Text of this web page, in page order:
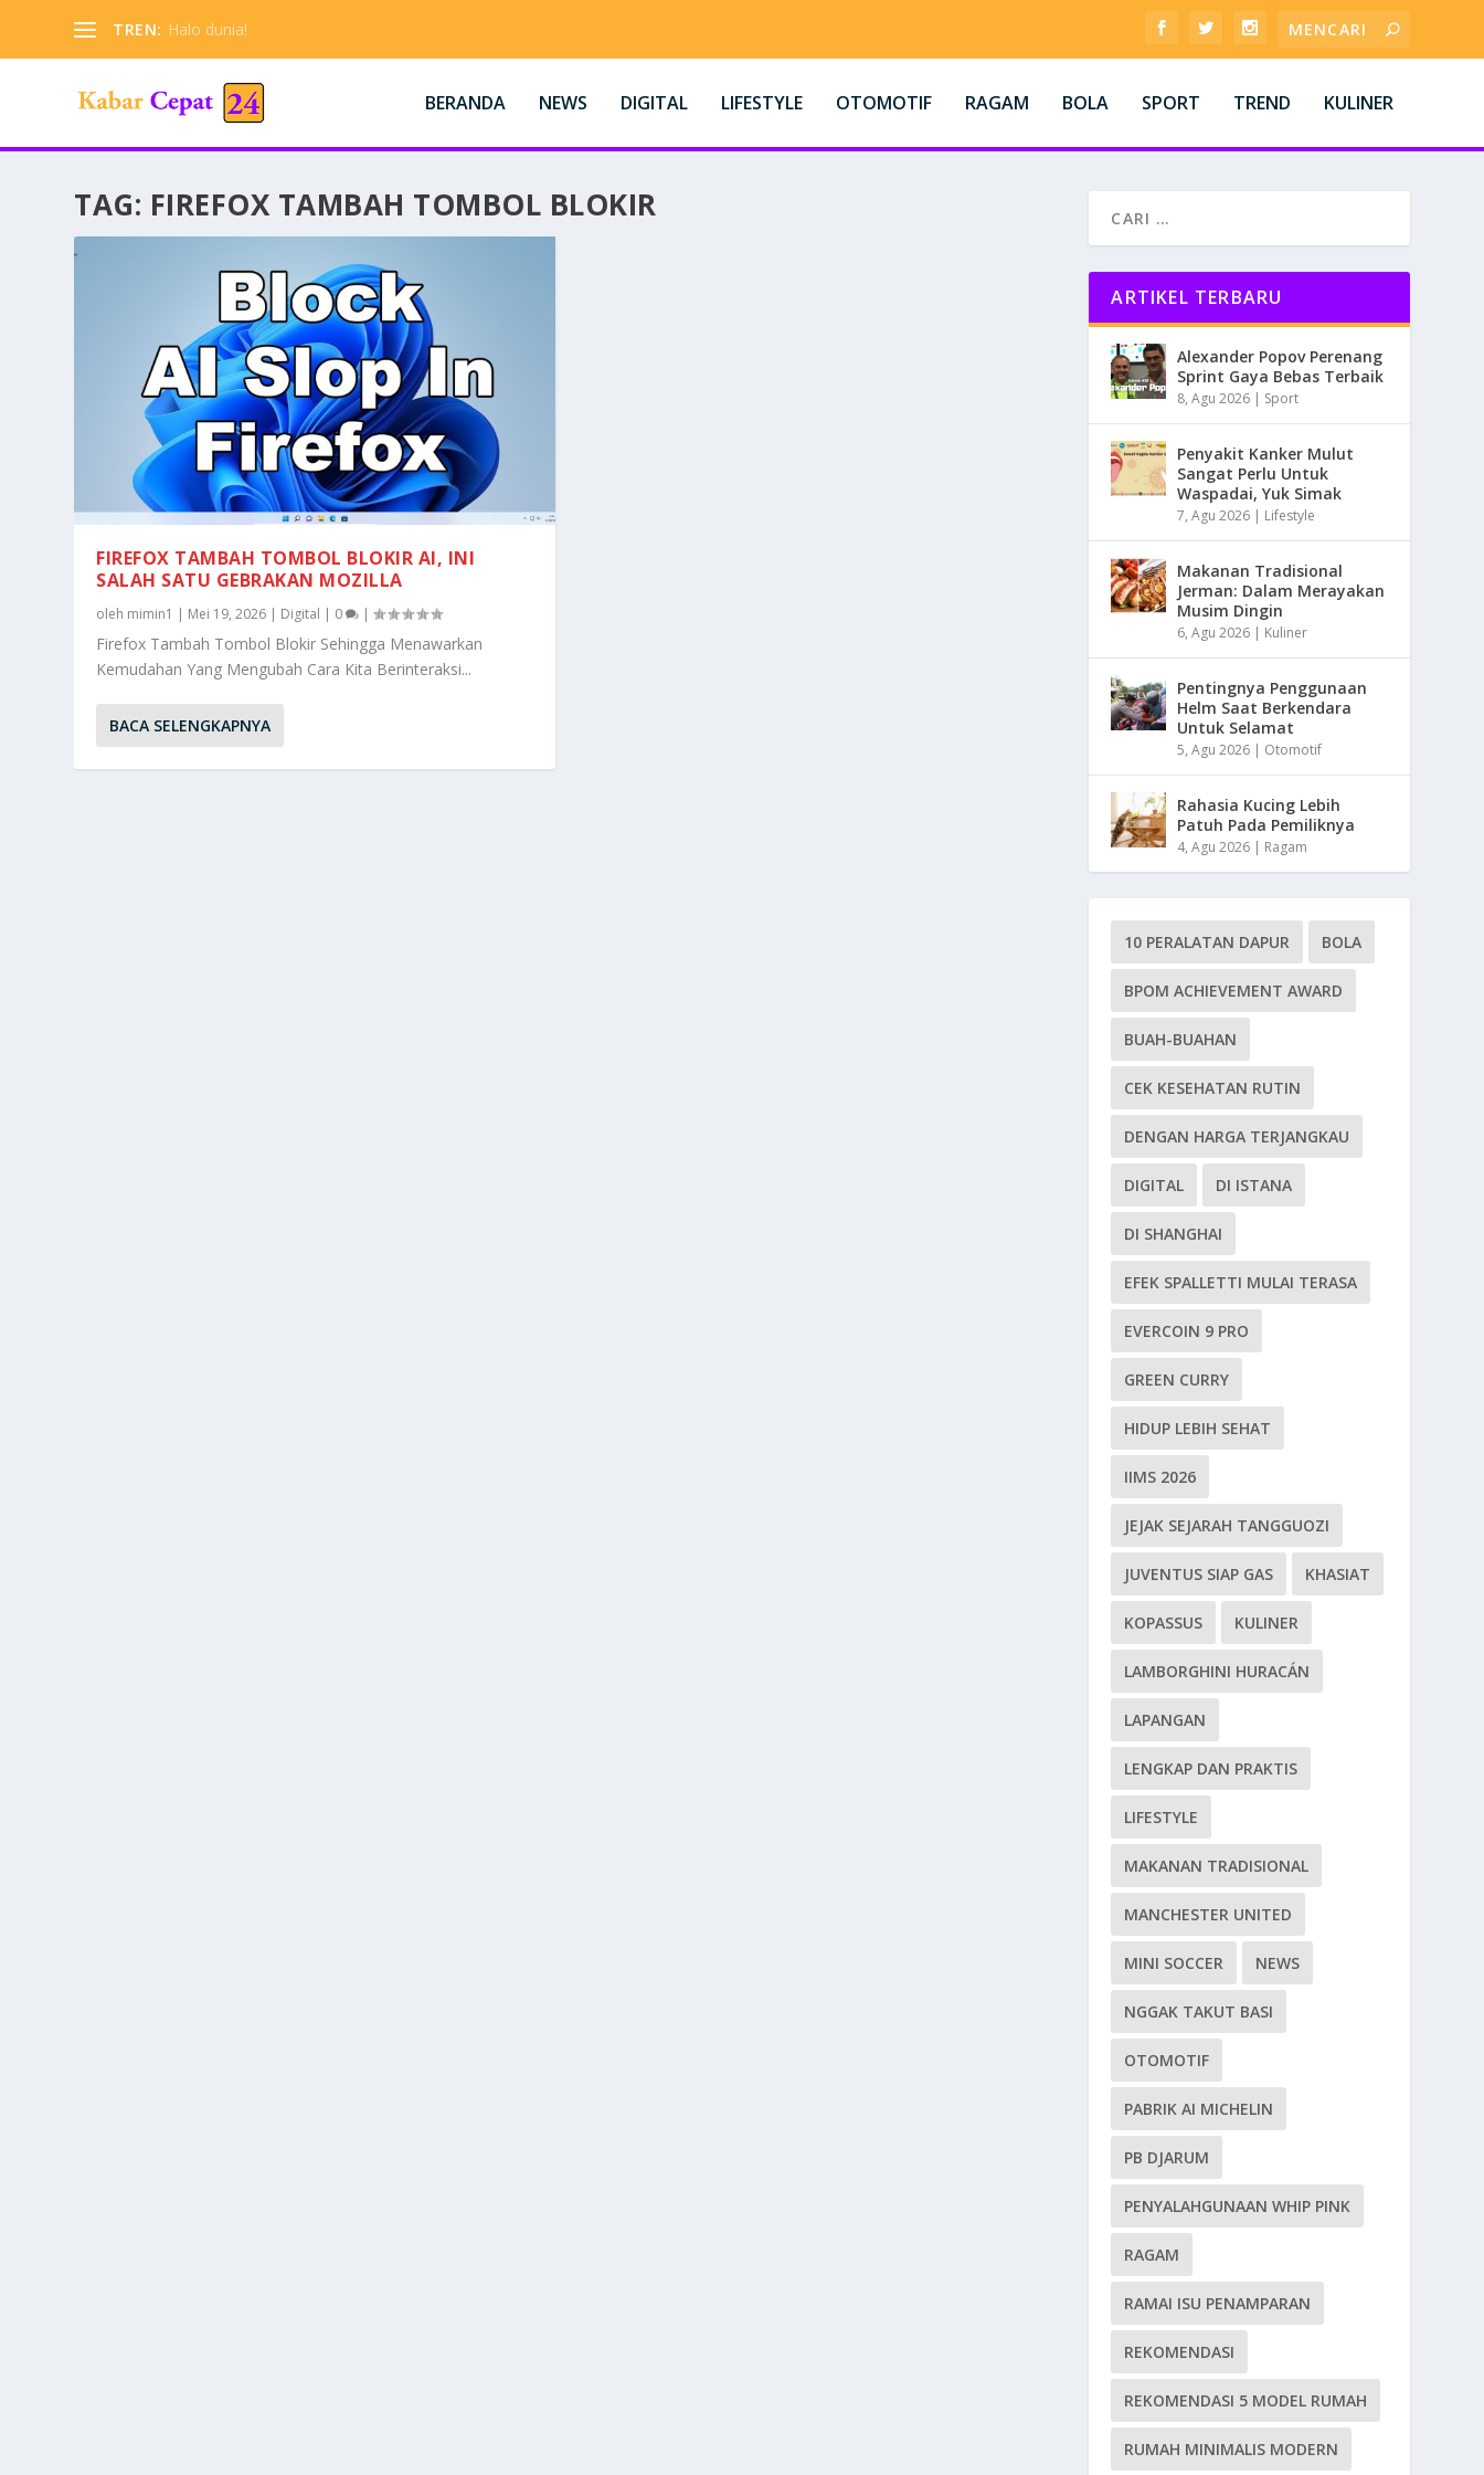
TREN: Halo dunia!
BERANDA NEWS DIGITAL LIFESTYLE OTOMOTIF RAGAM BOLA SPORT TREND KULINER
TAG: FIREFOX TAMBAH TOMBOL BLOKIR
FIREFOX TAMBAH TOMBOL BLOKIR AI, INI
SALAH SATU GEBRAKAN MOZILLA
oleh mimin1 | Mei 19, 2026 | Digital | 0 |
Firefox Tambah Tombol Blokir Sehingga Menawarkan
Kemudahan Yang Mengubah Cara Kita Berinteraksi...
BACA SELENGKAPNYA
ARTIKEL TERBARU
Alexander Popov Perenang
Sprint Gaya Bebas Terbaik
8, Agu 2026 | Sport
Penyakit Kanker Mulut
Sangat Perlu Untuk
Waspadai, Yuk Simak
7, Agu 2026 | Lifestyle
Makanan Tradisional
Jerman: Dalam Merayakan
Musim Dingin
6, Agu 2026 | Kuliner
Pentingnya Penggunaan
Helm Saat Berkendara
Untuk Selamat
5, Agu 2026 | Otomotif
Rahasia Kucing Lebih
Patuh Pada Pemiliknya
4, Agu 2026 | Ragam
10 PERALATAN DAPUR BOLA
BPOM ACHIEVEMENT AWARD
BUAH-BUAHAN
CEK KESEHATAN RUTIN
DENGAN HARGA TERJANGKAU
DIGITAL DI ISTANA
DI SHANGHAI
EFEK SPALLETTI MULAI TERASA
EVERCOIN 9 PRO
GREEN CURRY
HIDUP LEBIH SEHAT
IIMS 2026
JEJAK SEJARAH TANGGUOZI
JUVENTUS SIAP GAS KHASIAT
KOPASSUS KULINER
LAMBORGHINI HURACÁN
LAPANGAN
LENGKAP DAN PRAKTIS
LIFESTYLE
MAKANAN TRADISIONAL
MANCHESTER UNITED
MINI SOCCER NEWS
NGGAK TAKUT BASI
OTOMOTIF
PABRIK AI MICHELIN
PB DJARUM
PENYALAHGUNAAN WHIP PINK
RAGAM
RAMAI ISU PENAMPARAN
REKOMENDASI
REKOMENDASI 5 MODEL RUMAH
RUMAH MINIMALIS MODERN